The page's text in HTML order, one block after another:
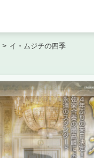
チケット購入
> イ・ムジチの四季